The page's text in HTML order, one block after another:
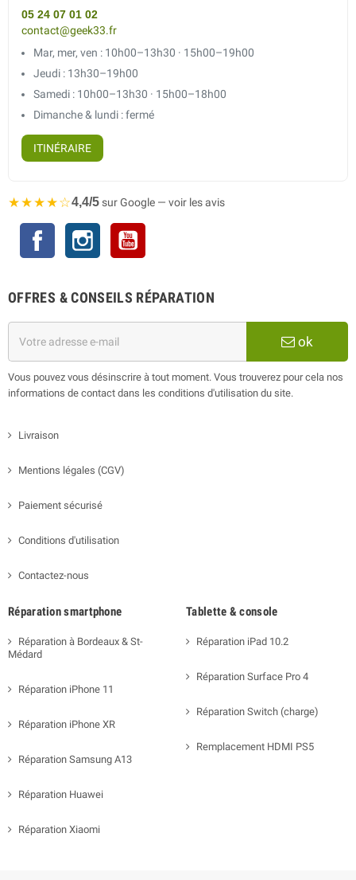
05 24 07 01 02
contact@geek33.fr
Mar, mer, ven : 10h00–13h30 · 15h00–19h00
Jeudi : 13h30–19h00
Samedi : 10h00–13h30 · 15h00–18h00
Dimanche & lundi : fermé
ITINÉRAIRE
★★★★☆4,4/5sur Google — voir les avis
Facebook Instagram
OFFRES & CONSEILS RÉPARATION
ok
Vous pouvez vous désinscrire à tout moment. Vous trouverez pour cela nos
informations de contact dans les conditions d'utilisation du site.
Livraison
Mentions légales (CGV)
Paiement sécurisé
Conditions d'utilisation
Contactez-nous
Réparation smartphone
Réparation à Bordeaux & St-
Médard
Réparation iPhone 11
Réparation iPhone XR
Réparation Samsung A13
Réparation Huawei
Réparation Xiaomi
Tablette & console
Réparation iPad 10.2
Réparation Surface Pro 4
Réparation Switch (charge)
Remplacement HDMI PS5